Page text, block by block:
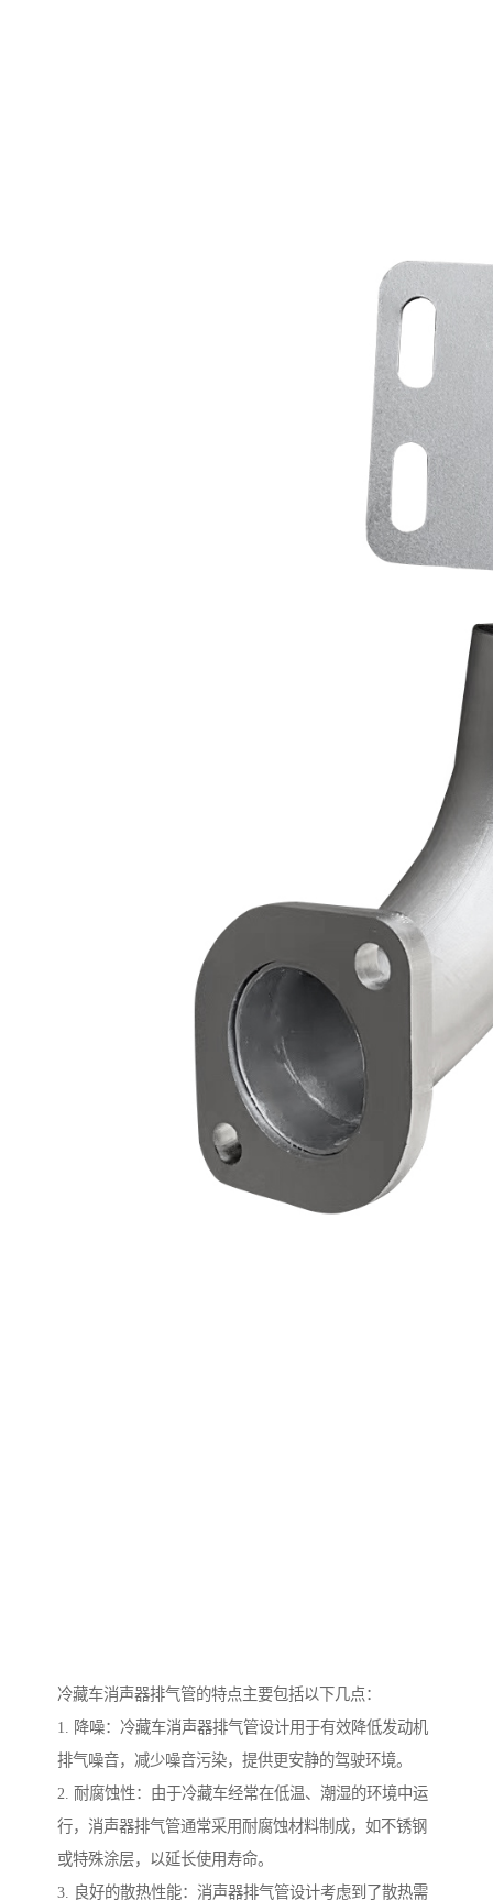
冷藏车消声器排气管的特点主要包括以下几点：
1. 降噪：冷藏车消声器排气管设计用于有效降低发动机
排气噪音，减少噪音污染，提供更安静的驾驶环境。
2. 耐腐蚀性：由于冷藏车经常在低温、潮湿的环境中运
行，消声器排气管通常采用耐腐蚀材料制成，如不锈钢
或特殊涂层，以延长使用寿命。
3. 良好的散热性能：消声器排气管设计考虑到了散热需